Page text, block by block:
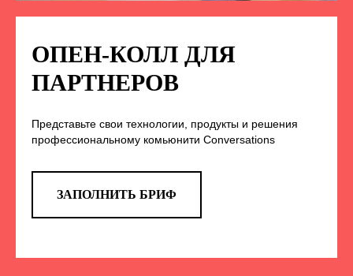
ОПЕН-КОЛЛ ДЛЯ
ПАРТНЕРОВ
Представьте свои технологии, продукты и решения
профессиональному комьюнити Conversations
ЗАПОЛНИТЬ БРИФ
НА НАС В СОЦСЕТЯХ
TELEGRAM
анонс новых спикеров и другие
новости конференции